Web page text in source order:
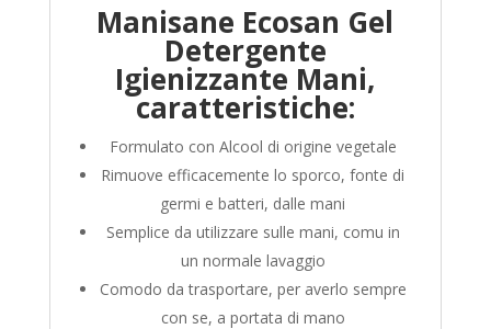
Manisane Ecosan Gel
Detergente
Igienizzante Mani,
caratteristiche:
Formulato con Alcool di origine vegetale
Rimuove efficacemente lo sporco, fonte di
germi e batteri, dalle mani
Semplice da utilizzare sulle mani, comu in
un normale lavaggio
Comodo da trasportare, per averlo sempre
con se, a portata di mano